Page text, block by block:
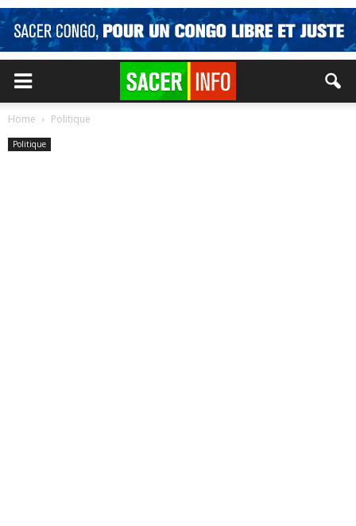
Home Politique
Politique